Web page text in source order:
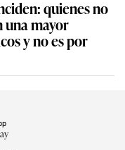
quienes no
una mayor
y no es por